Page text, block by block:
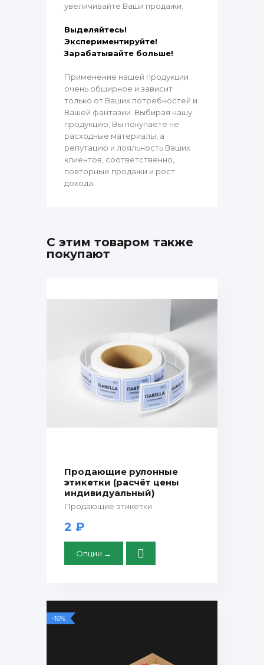
увеличивайте Ваши продажи.
Выделяйтесь!
Экспериментируйте!
Зарабатывайте больше!
Применение нашей продукции
очень обширное и зависит
только от Ваших потребностей и
Вашей фантазии. Выбирая нашу
продукцию, Вы покупаете не
расходные материалы, а
репутацию и лояльность Ваших
клиентов, соответственно,
повторные продажи и рост
дохода.
С этим товаром также
покупают
Продающие рулонные
этикетки (расчёт цены
индивидуальный)
Продающие этикетки
2 ₽
Опции →
-16%